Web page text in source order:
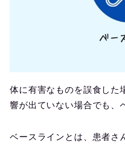
体に有害なものを誤食した
響が出ていない場合でも、
ベースラインとは、患者さ